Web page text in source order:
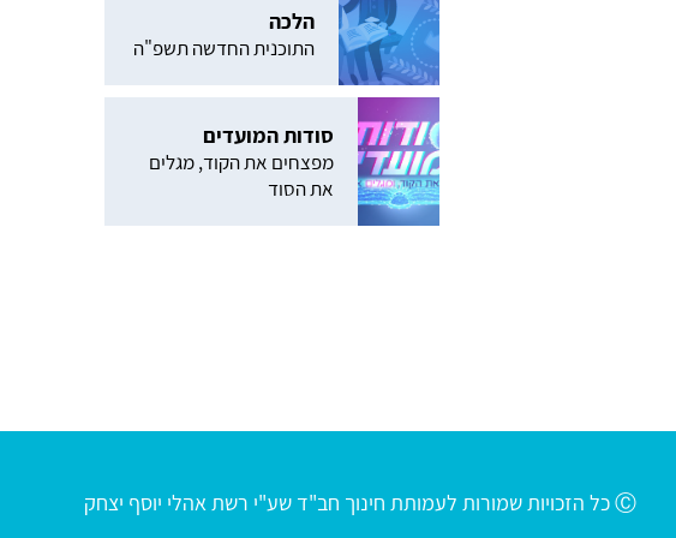
הלכה
התוכנית החדשה תשפ"ה
סודות המועדים
מפצחים את הקוד, מגלים
את הסוד
Ⓒ כל הזכויות שמורות לעמותת חינוך חב"ד שע"י רשת אהלי יוסף יצחק